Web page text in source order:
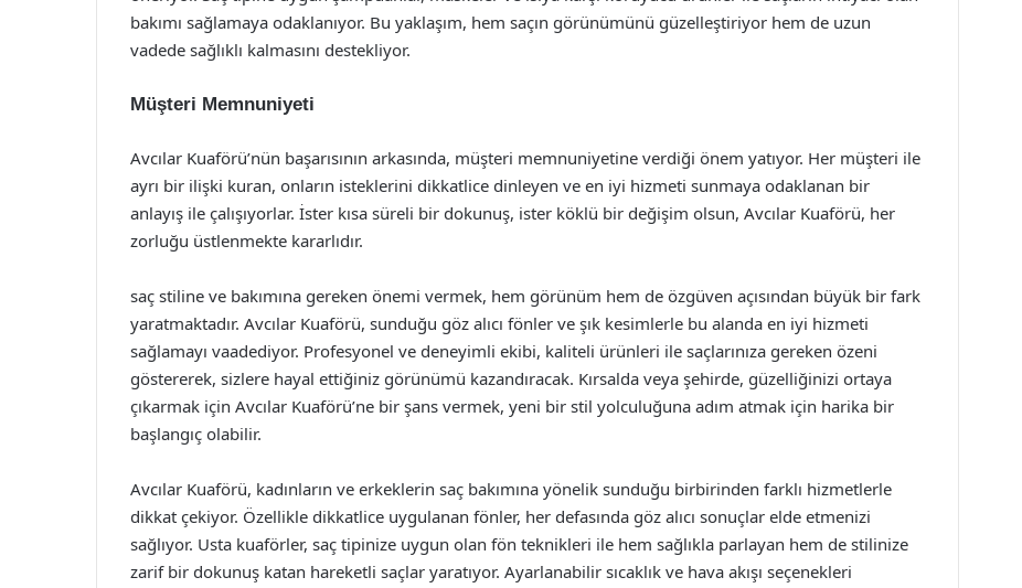
bakımı sağlamaya odaklanıyor. Bu yaklaşım, hem saçın görünümünü güzelleştiriyor hem de uzun
vadede sağlıklı kalmasını destekliyor.
Müşteri Memnuniyeti
Avcılar Kuaförü’nün başarısının arkasında, müşteri memnuniyetine verdiği önem yatıyor. Her müşteri ile
ayrı bir ilişki kuran, onların isteklerini dikkatlice dinleyen ve en iyi hizmeti sunmaya odaklanan bir
anlayış ile çalışıyorlar. İster kısa süreli bir dokunuş, ister köklü bir değişim olsun, Avcılar Kuaförü, her
zorluğu üstlenmekte kararlıdır.
saç stiline ve bakımına gereken önemi vermek, hem görünüm hem de özgüven açısından büyük bir fark
yaratmaktadır. Avcılar Kuaförü, sunduğu göz alıcı fönler ve şık kesimlerle bu alanda en iyi hizmeti
sağlamayı vaadediyor. Profesyonel ve deneyimli ekibi, kaliteli ürünleri ile saçlarınıza gereken özeni
göstererek, sizlere hayal ettiğiniz görünümü kazandıracak. Kırsalda veya şehirde, güzelliğinizi ortaya
çıkarmak için Avcılar Kuaförü’ne bir şans vermek, yeni bir stil yolculuğuna adım atmak için harika bir
başlangıç olabilir.
Avcılar Kuaförü, kadınların ve erkeklerin saç bakımına yönelik sunduğu birbirinden farklı hizmetlerle
dikkat çekiyor. Özellikle dikkatlice uygulanan fönler, her defasında göz alıcı sonuçlar elde etmenizi
sağlıyor. Usta kuaförler, saç tipinize uygun olan fön teknikleri ile hem sağlıkla parlayan hem de stilinize
zarif bir dokunuş katan hareketli saçlar yaratıyor. Ayarlanabilir sıcaklık ve hava akışı seçenekleri